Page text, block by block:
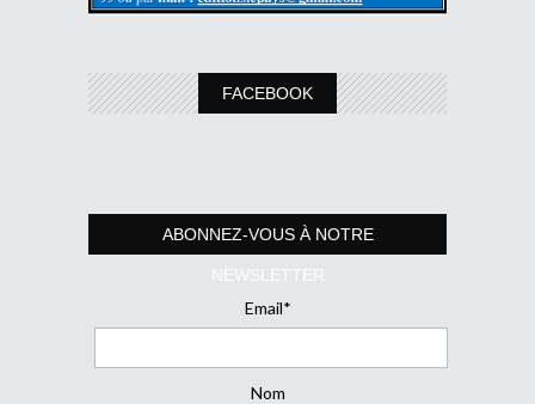
FACEBOOK
ABONNEZ-VOUS À NOTRE
NEWSLETTER
Email*
Nom